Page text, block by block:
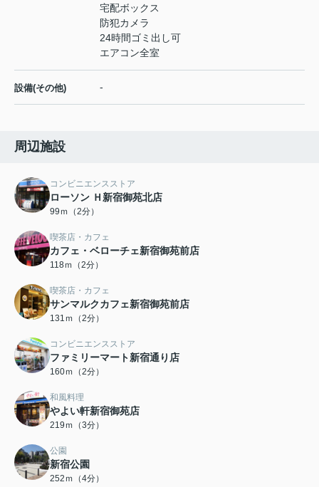
宅配ボックス
防犯カメラ
24時間ゴミ出し可
エアコン全室
設備(その他) -
周辺施設
コンビニエンスストア
ローソン Ｈ新宿御苑北店
99ｍ（2分）
喫茶店・カフェ
カフェ・ベローチェ新宿御苑前店
118ｍ（2分）
喫茶店・カフェ
サンマルクカフェ新宿御苑前店
131ｍ（2分）
コンビニエンスストア
ファミリーマート新宿通り店
160ｍ（2分）
和風料理
やよい軒新宿御苑店
219ｍ（3分）
公園
新宿公園
252ｍ（4分）